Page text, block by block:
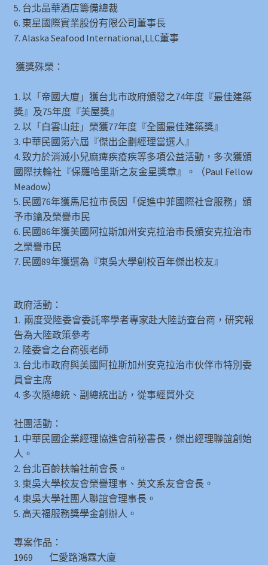
5. 台北晶華酒店籌備總裁
6. 東星國際實業股份有限公司董事長
7. Alaska Seafood International,LLC董事
獲獎殊榮：
1. 以「帝國大廈」獲台北市政府頒發之74年度『最佳建築
獎』及75年度『美屋獎』
2. 以「白雲山莊」榮獲77年度『全國最佳建築獎』
3. 中華民國第六屆『傑出企劃經理當選人』
4. 致力於消滅小兒麻痺疾疫疾等多項公益活動，多次獲頒
國際扶輪社『保羅哈里斯之友金星獎章』。（Paul Fellow
Meadow）
5. 民國76年獲馬尼拉市長因「促進中菲國際社會服務」頒
予市鑰及榮譽市民
6. 民國86年獲美國阿拉斯加州安克拉治市長頒安克拉治市
之榮譽市民
7. 民國89年獲選為『東吳大學創校百年傑出校友』
政府活動：
1. 兩度受陸委會委託率學者專家赴大陸訪查台商，研究報
告為大陸政策參考
2. 陸委會之台商張老師
3. 台北市政府與美國阿拉斯加州安克拉治市伙伴市特別委
員會主席
4. 多次隨總統、副總統出訪，從事經貿外交
社團活動：
1. 中華民國企業經理協進會前秘書長，傑出經理聯誼創始
人。
2. 台北百齡扶輪社前會長。
3. 東吳大學校友會榮譽理事、英文系友會會長。
4. 東吳大學社團人聯誼會理事長。
5. 高天福服務獎學金創辦人。
專案作品：
1969 仁愛路鴻霖大廈